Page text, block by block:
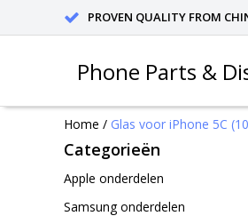
PROVEN QUALITY FROM
Phone Parts &
Home / Glas voor iPhone 5C
Categorieën
Apple onderdelen
Samsung onderdelen